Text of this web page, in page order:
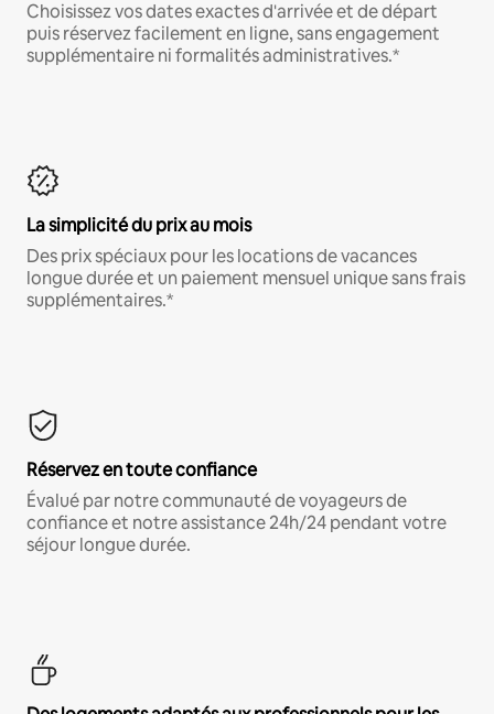
Choisissez vos dates exactes d'arrivée et de départ
puis réservez facilement en ligne, sans engagement
supplémentaire ni formalités administratives.*
La simplicité du prix au mois
Des prix spéciaux pour les locations de vacances
longue durée et un paiement mensuel unique sans frais
supplémentaires.*
Réservez en toute confiance
Évalué par notre communauté de voyageurs de
confiance et notre assistance 24h/24 pendant votre
séjour longue durée.